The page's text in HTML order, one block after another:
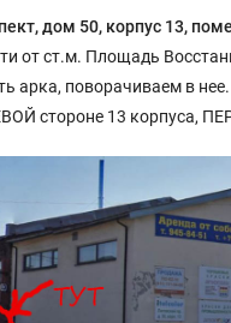
дом 50, корпус 13,
от ст.м. Площадь
арка, поворачиваем в
стороне 13 корпуса,